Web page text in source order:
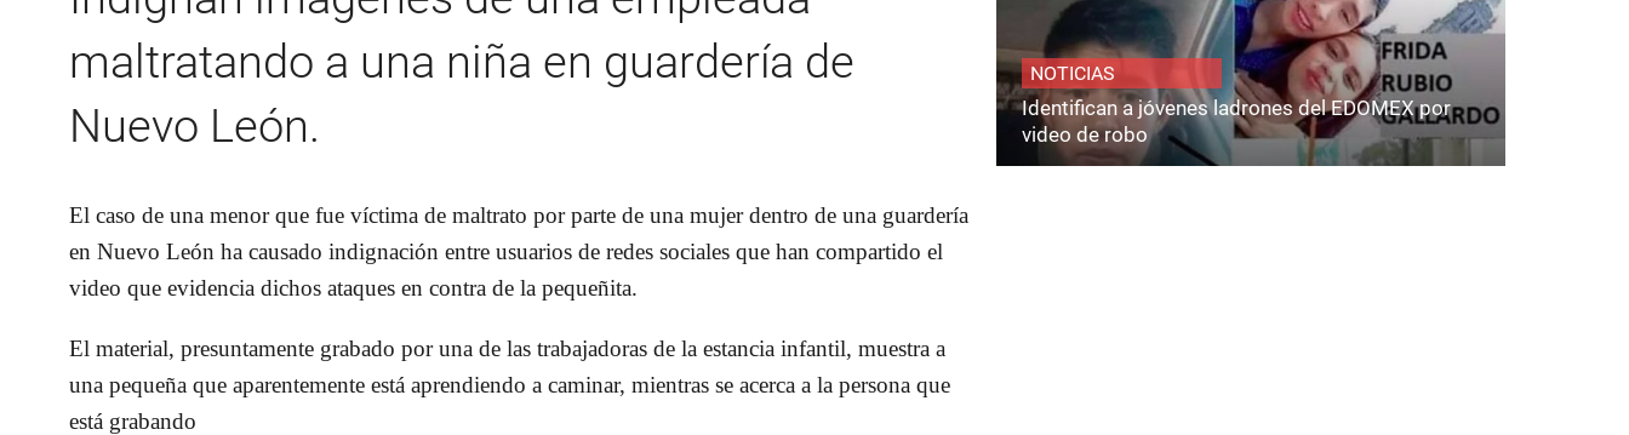
maltratando a una niña en guardería de
Nuevo León.
El caso de una menor que fue víctima de maltrato por parte de una mujer dentro de una guardería
en Nuevo León ha causado indignación entre usuarios de redes sociales que han compartido el
video que evidencia dichos ataques en contra de la pequeñita.
El material, presuntamente grabado por una de las trabajadoras de la estancia infantil, muestra a
una pequeña que aparentemente está aprendiendo a caminar, mientras se acerca a la persona que
está grabando
NOTICIAS
Identifican a jóvenes ladrones del EDOMEX por
video de robo